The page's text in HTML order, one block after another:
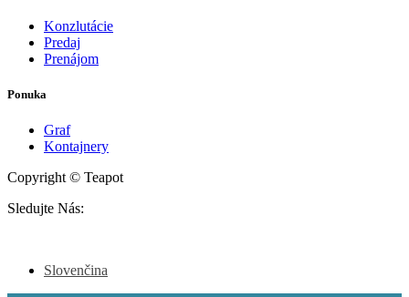
Konzlutácie
Predaj
Prenájom
Ponuka
Graf
Kontajnery
Copyright © Teapot
Sledujte Nás:
Slovenčina